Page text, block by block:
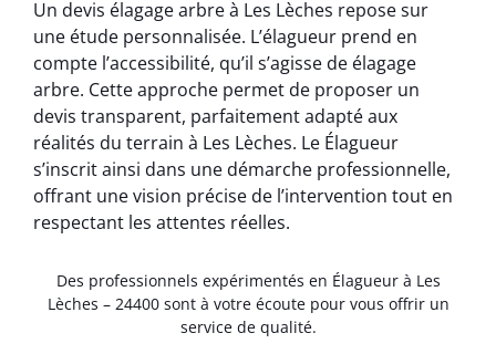
Un devis élagage arbre à Les Lèches repose sur
une étude personnalisée. L’élagueur prend en
compte l’accessibilité, qu’il s’agisse de élagage
arbre. Cette approche permet de proposer un
devis transparent, parfaitement adapté aux
réalités du terrain à Les Lèches. Le Élagueur
s’inscrit ainsi dans une démarche professionnelle,
offrant une vision précise de l’intervention tout en
respectant les attentes réelles.
Des professionnels expérimentés en Élagueur à Les
Lèches – 24400 sont à votre écoute pour vous offrir un
service de qualité.